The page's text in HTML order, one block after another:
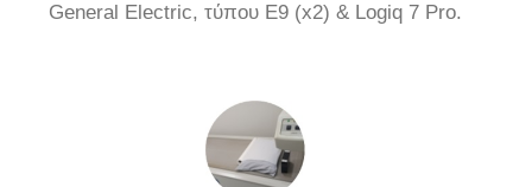
General Electric, τύπου Ε9 (x2) & Logiq 7 Pro.